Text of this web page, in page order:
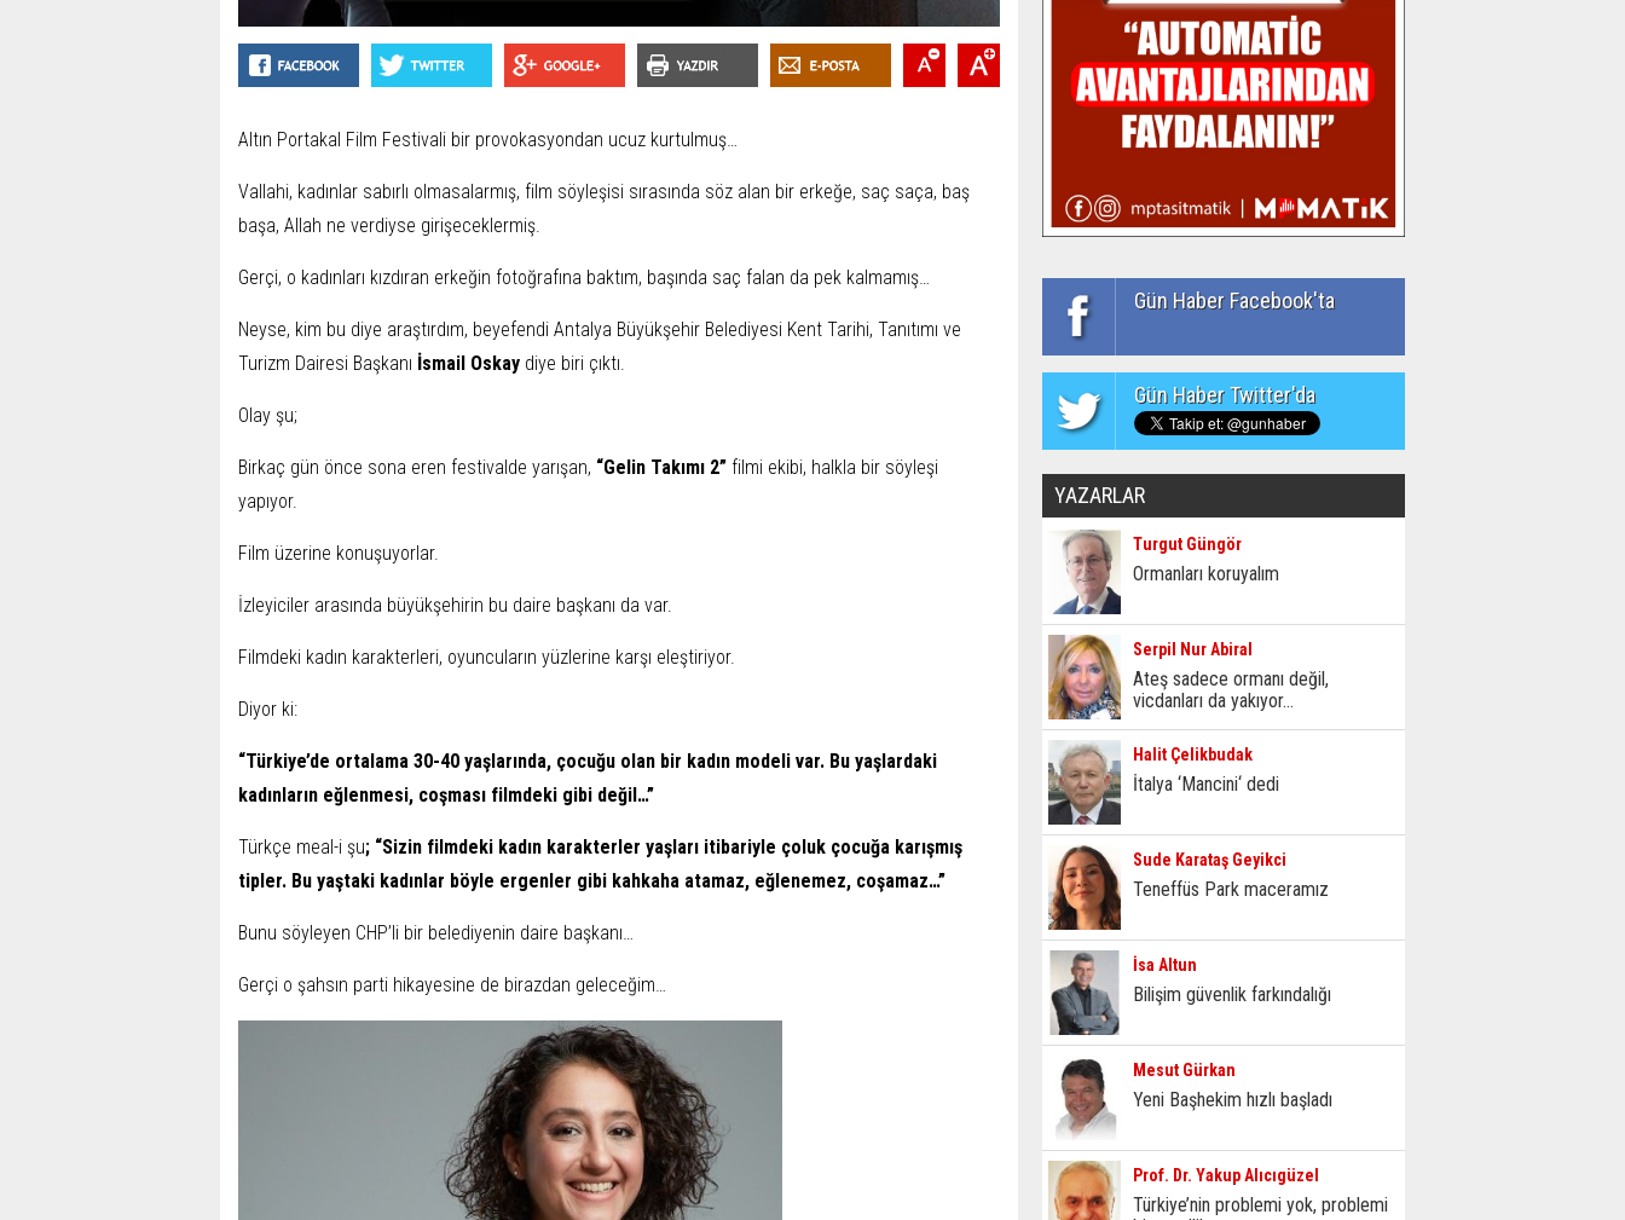
Altın Portakal Film Festivali bir provokasyondan ucuz kurtulmuş…
Vallahi, kadınlar sabırlı olmasalarmış, film söyleşisi sırasında söz alan bir erkeğe, saç saça, baş
başa, Allah ne verdiyse girişeceklermiş.
Gerçi, o kadınları kızdıran erkeğin fotoğrafına baktım, başında saç falan da pek kalmamış…
Neyse, kim bu diye araştırdım, beyefendi Antalya Büyükşehir Belediyesi Kent Tarihi, Tanıtımı ve
Turizm Dairesi Başkanı İsmail Oskay diye biri çıktı.
Olay şu;
Birkaç gün önce sona eren festivalde yarışan, “Gelin Takımı 2” filmi ekibi, halkla bir söyleşi
yapıyor.
Film üzerine konuşuyorlar.
İzleyiciler arasında büyükşehirin bu daire başkanı da var.
Filmdeki kadın karakterleri, oyuncuların yüzlerine karşı eleştiriyor.
Diyor ki:
“Türkiye’de ortalama 30-40 yaşlarında, çocuğu olan bir kadın modeli var. Bu yaşlardaki
kadınların eğlenmesi, coşması filmdeki gibi değil…”
Türkçe meal-i şu; “Sizin filmdeki kadın karakterler yaşları itibariyle çoluk çocuğa karışmış
tipler. Bu yaştaki kadınlar böyle ergenler gibi kahkaha atamaz, eğlenemez, coşamaz…”
Bunu söyleyen CHP’li bir belediyenin daire başkanı…
Gerçi o şahsın parti hikayesine de birazdan geleceğim…
Gün Haber Facebook'ta
Gün Haber Twitter'da
YAZARLAR
Turgut Güngör
Ormanları koruyalım
Serpil Nur Abiral
Ateş sadece ormanı değil,
vicdanları da yakıyor...
Halit Çelikbudak
İtalya ‘Mancini‘ dedi
Sude Karataş Geyikci
Teneffüs Park maceramız
İsa Altun
Bilişim güvenlik farkındalığı
Mesut Gürkan
Yeni Başhekim hızlı başladı
Prof. Dr. Yakup Alıcıgüzel
Türkiye’nin problemi yok, problemi